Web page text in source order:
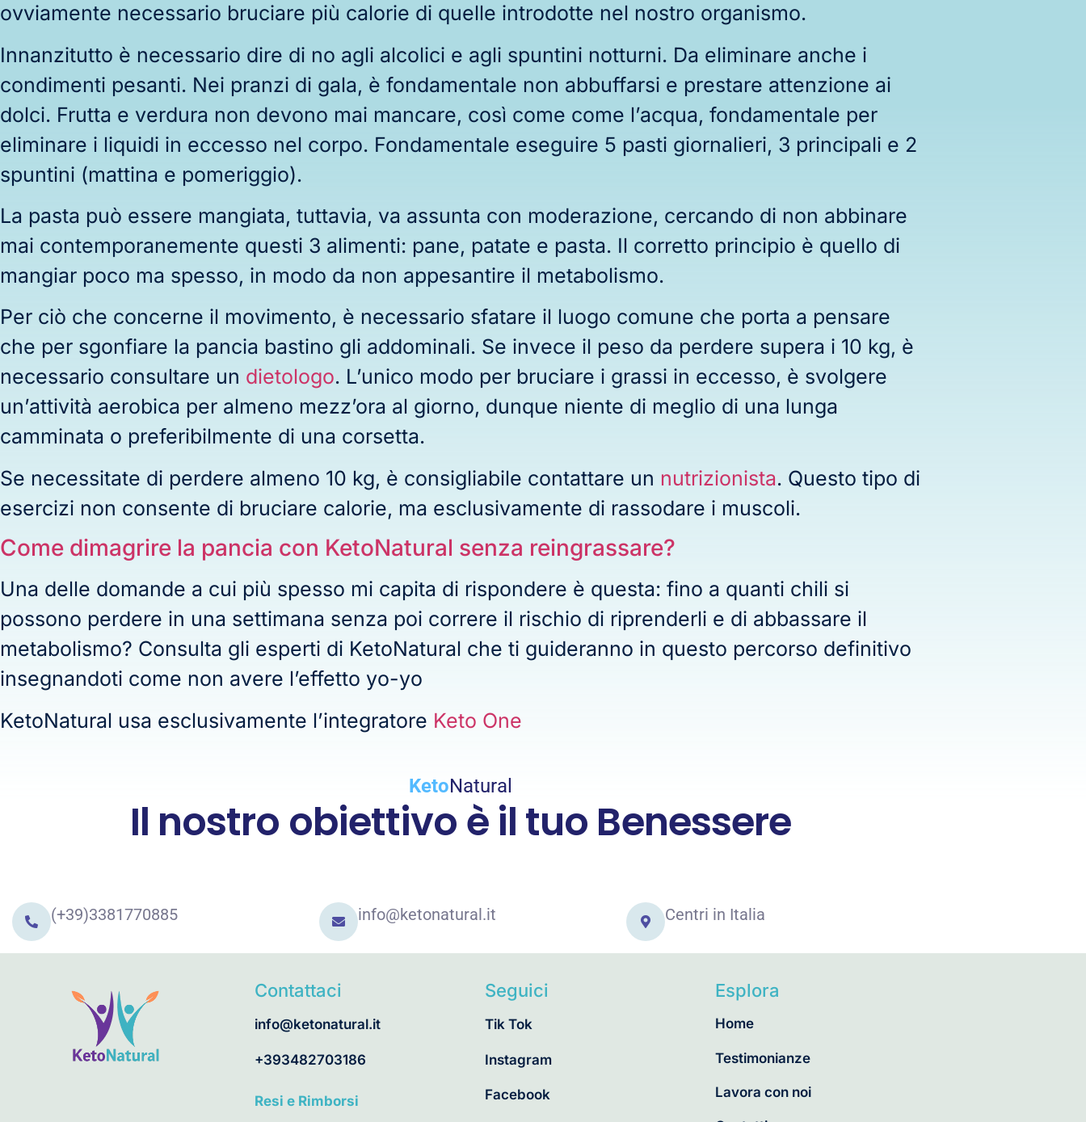
ovviamente necessario bruciare più calorie di quelle introdotte nel nostro organismo.
Innanzitutto è necessario dire di no agli alcolici e agli spuntini notturni. Da eliminare anche i
condimenti pesanti. Nei pranzi di gala, è fondamentale non abbuffarsi e prestare attenzione ai
dolci. Frutta e verdura non devono mai mancare, così come come l’acqua, fondamentale per
eliminare i liquidi in eccesso nel corpo. Fondamentale eseguire 5 pasti giornalieri, 3 principali e 2
spuntini (mattina e pomeriggio).
La pasta può essere mangiata, tuttavia, va assunta con moderazione, cercando di non abbinare
mai contemporanemente questi 3 alimenti: pane, patate e pasta. Il corretto principio è quello di
mangiar poco ma spesso, in modo da non appesantire il metabolismo.
Per ciò che concerne il movimento, è necessario sfatare il luogo comune che porta a pensare
che per sgonfiare la pancia bastino gli addominali. Se invece il peso da perdere supera i 10 kg, è
necessario consultare un dietologo. L’unico modo per bruciare i grassi in eccesso, è svolgere
un’attività aerobica per almeno mezz’ora al giorno, dunque niente di meglio di una lunga
camminata o preferibilmente di una corsetta.
Se necessitate di perdere almeno 10 kg, è consigliabile contattare un nutrizionista. Questo tipo di
esercizi non consente di bruciare calorie, ma esclusivamente di rassodare i muscoli.
Come dimagrire la pancia con KetoNatural senza reingrassare?
Una delle domande a cui più spesso mi capita di rispondere è questa: fino a quanti chili si
possono perdere in una settimana senza poi correre il rischio di riprenderli e di abbassare il
metabolismo? Consulta gli esperti di KetoNatural che ti guideranno in questo percorso definitivo
insegnandoti come non avere l’effetto yo-yo
KetoNatural usa esclusivamente l’integratore Keto One
KetoNatural
Il nostro obiettivo è il tuo Benessere
(+39)3381770885 info@ketonatural.it Centri in Italia
Contattaci
info@ketonatural.it
+393482703186
Resi e Rimborsi
Seguici
Tik Tok
Instagram
Facebook
Esplora
Home
Testimonianze
Lavora con noi